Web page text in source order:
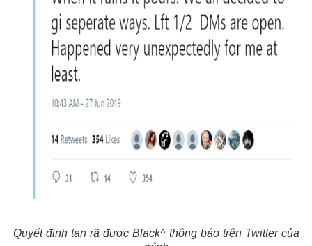
Quyết định tan rã được Black^ thông báo trên Twitter của